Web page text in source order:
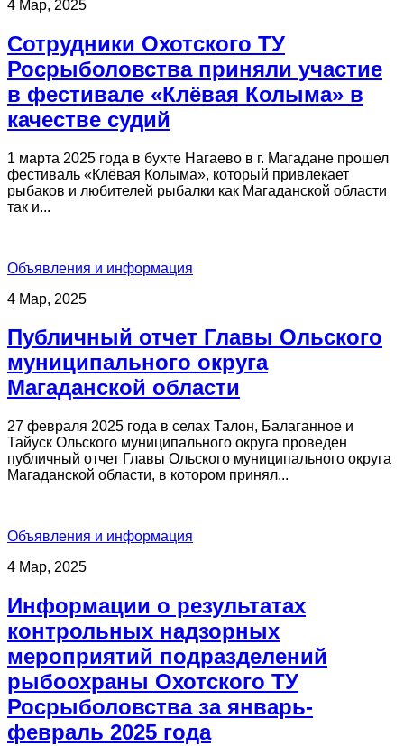
4 Мар, 2025
Сотрудники Охотского ТУ
Росрыболовства приняли участие
в фестивале «Клёвая Колыма» в
качестве судий
1 марта 2025 года в бухте Нагаево в г. Магадане прошел
фестиваль «Клёвая Колыма», который привлекает
рыбаков и любителей рыбалки как Магаданской области
так и...
Объявления и информация
4 Мар, 2025
Публичный отчет Главы Ольского
муниципального округа
Магаданской области
27 февраля 2025 года в селах Талон, Балаганное и
Тайуск Ольского муниципального округа проведен
публичный отчет Главы Ольского муниципального округа
Магаданской области, в котором принял...
Объявления и информация
4 Мар, 2025
Информации о результатах
контрольных надзорных
мероприятий подразделений
рыбоохраны Охотского ТУ
Росрыболовства за январь-
февраль 2025 года